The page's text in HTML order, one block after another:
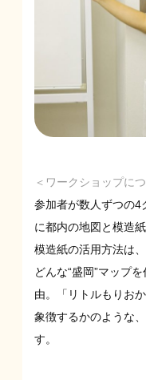
＜ワークショップに
参加者が数人ずつの4
に都内の地図と模造
模造紙の活用方法は
どんな“盛岡”マップ
由。「リトルもりお
象徴するかのような
す。